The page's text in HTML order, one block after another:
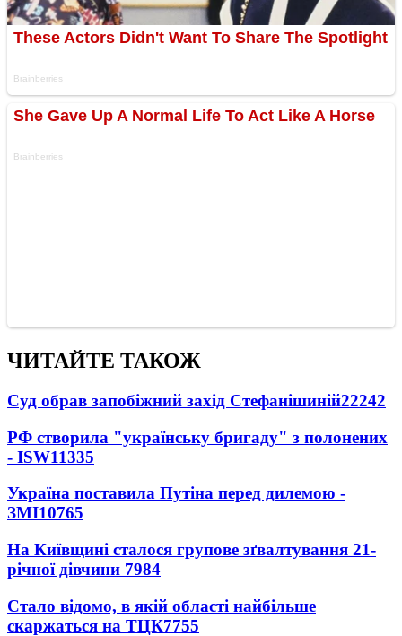
ЧИТАЙТЕ ТАКОЖ
Суд обрав запобіжний захід Стефанішиній22242
РФ створила "українську бригаду" з полонених
- ISW11335
Україна поставила Путіна перед дилемою -
ЗМІ10765
На Київщині сталося групове зґвалтування 21-
річної дівчини 7984
Стало відомо, в якій області найбільше
скаржаться на ТЦК7755